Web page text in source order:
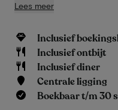
Lees meer
Inclusief
Inclusief ontbijt
Inclusief diner
Centrale ligging
Boekbaar t/m 30